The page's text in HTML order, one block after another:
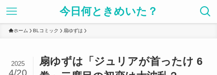
今日何ときめいた？
ホーム BLコミック 扇ゆずは
扇ゆずは「ジュリアが首ったけ 6
2025
4/20